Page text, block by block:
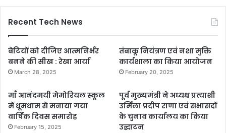
Recent Tech News
बेटियों को दीजिए आत्मनिर्भर
बनने की सीख : रेखा आर्या
March 28, 2025
तंबाकू नियंत्रण एवं नशा मुक्ति
कार्यशाला का किया आयोजन
February 20, 2025
माँ आनंदमयी मेमोरियल स्कूल
में धूमधाम से मनाया गया
वार्षिक दिवस समारोह
February 15, 2025
पूर्व मुख्यमंत्री ने अध्यक्ष प्रत्याशी
उर्मिला प्रदीप राणा एवं सभासदों
के चुनाव कार्यालय का किया
उद्घाटन